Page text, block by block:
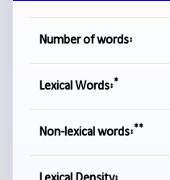
Number of words:
Lexical Words:*
Non-lexical words:**